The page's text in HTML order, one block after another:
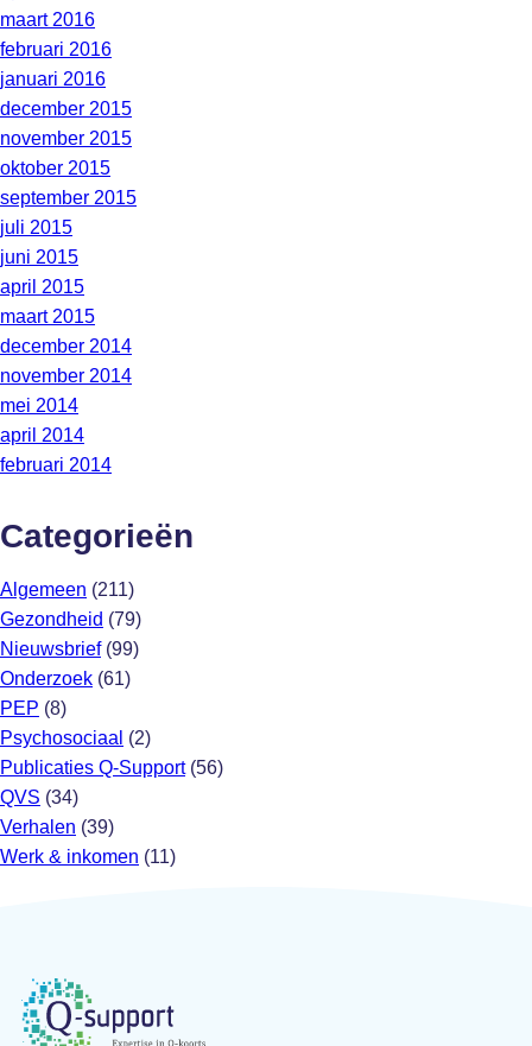
maart 2016
februari 2016
januari 2016
december 2015
november 2015
oktober 2015
september 2015
juli 2015
juni 2015
april 2015
maart 2015
december 2014
november 2014
mei 2014
april 2014
februari 2014
Categorieën
Algemeen (211)
Gezondheid (79)
Nieuwsbrief(99)
Onderzoek (61)
PEP (8)
Psychosociaal (2)
Publicaties Q-Support(56)
QVS (34)
Verhalen (39)
Werk & inkomen (11)